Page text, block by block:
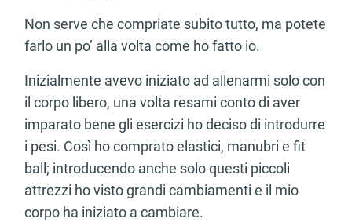
Non serve che compriate subito tutto, ma potete
farlo un po’ alla volta come ho fatto io.
Inizialmente avevo iniziato ad allenarmi solo con
il corpo libero, una volta resami conto di aver
imparato bene gli esercizi ho deciso di introdurre
i pesi. Così ho comprato elastici, manubri e fit
ball; introducendo anche solo questi piccoli
attrezzi ho visto grandi cambiamenti e il mio
corpo ha iniziato a cambiare.